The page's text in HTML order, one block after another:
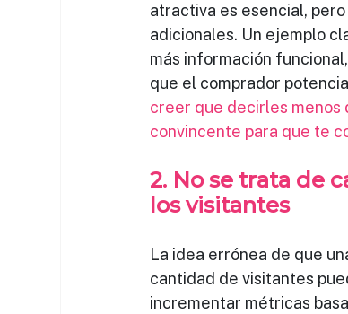
atractiva es esencial,
adicionales. Un ejemplo
más información
que el comprador
creer que decirles menos
convincente para que te
2. No se trata de
los visitantes
La idea errónea de que
cantidad de visitantes
incrementar métricas